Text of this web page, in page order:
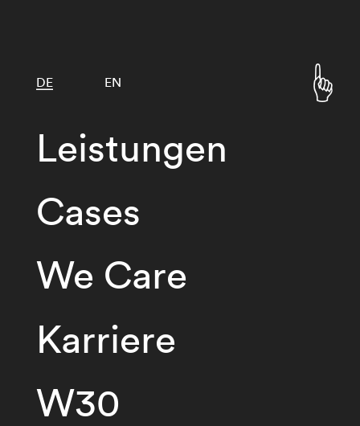
Leistungen
Cases
We Care
Karriere
W30
DE EN